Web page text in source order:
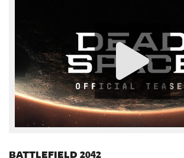
BATTLEFIELD 2042